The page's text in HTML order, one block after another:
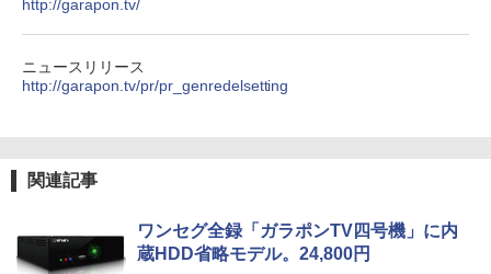
http://garapon.tv/
ニュースリリース
http://garapon.tv/pr/pr_genredelsetting
関連記事
ワンセグ全録「ガラポンTV四号機」に内
蔵HDD省略モデル。24,800円